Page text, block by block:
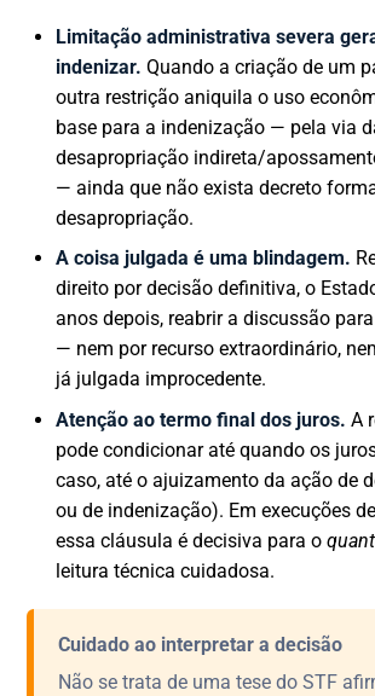
Limitação administrativa severa
indenizar. Quando a criação de um
outra restrição aniquila o uso
base para a indenização — pela via
desapropriação indireta/
— ainda que não exista decreto
desapropriação.
A coisa julgada é uma blindagem.
direito por decisão definitiva, o
anos depois, reabrir a discussão
— nem por recurso extraordinário,
já julgada improcedente.
Atenção ao termo final dos juros. A
pode condicionar até quando os
caso, até o ajuizamento da ação de
ou de indenização). Em execuções
essa cláusula é decisiva para o
leitura técnica cuidadosa.
Cuidado ao interpretar a decisão
Não se trata de uma tese do STF